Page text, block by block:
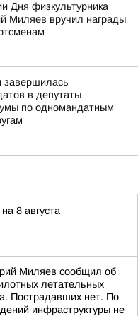
Дня физкультурника
Миляев вручил награды
завершилась
в депутаты
по одномандатным
8 августа
Миляев сообщил об
летательных
Пострадавших нет. По
инфраструктуры не